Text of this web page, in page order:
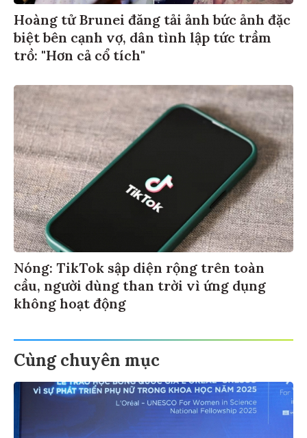
Hoàng tử Brunei đăng tải ảnh bức ảnh đặc
biệt bên cạnh vợ, dân tình lập tức trầm
trồ: "Hơn cả cổ tích"
Nóng: TikTok sập diện rộng trên toàn
cầu, người dùng than trời vì ứng dụng
không hoạt động
Cùng chuyên mục